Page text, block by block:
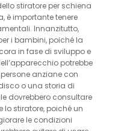
stiratore per schiena
è importante tenere
Innanzitutto,
i bambini, poiché la
in fase di sviluppo e
potrebbe
anziane con
o una storia di
dovrebbero consultare
lo stiratore, poiché un
le condizioni